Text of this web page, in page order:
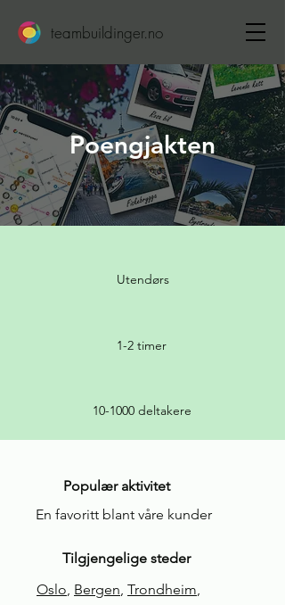
teambuildinger.no
Poengjakten
Utendørs
1-2 timer
10-1000 deltakere
Populær aktivitet
En favoritt blant våre kunder
Tilgjengelige steder
Oslo, Bergen, Trondheim,